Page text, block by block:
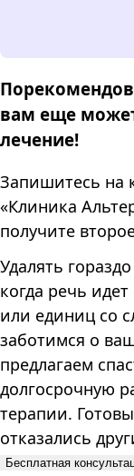
вам еще
лечение!
Запишитесь на
«Клиника
получите
Удалять
когда речь
или единиц со
заботимся о
предлагаем
долгосрочную
терапии.
отказались
Бесплатная